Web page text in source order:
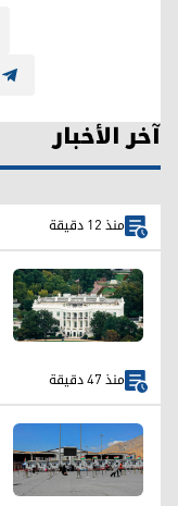
آخر الأخبار
منذ 12 دقيقة
منذ 47 دقيقة